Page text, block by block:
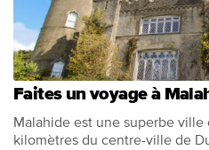
Faites un voyage à
Malahide est une superbe
kilomètres du centre-ville de